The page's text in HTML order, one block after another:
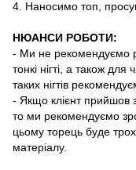
4. Наносимо топ,
НЮАНСИ РОБОТИ:
- Ми не рекомендуємо
тонкі нігті, а також
таких нігтів
- Якщо клієнт прийшов
то ми рекомендуємо
цьому торець буде
матеріалу.